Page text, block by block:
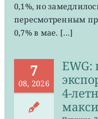
0,1%, но
пересмотренным
0,7% в мае. […]
7
08, 2026
4-